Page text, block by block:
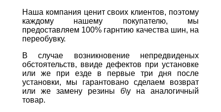
Наша компания ценит своих клиентов, поэтому
каждому нашему покупателю, мы
предоставляем 100% гарнтию качества шин, на
переобувку.
В случае возникновение непредвиденых
обстоятельств, ввиде дефектов при установке
или же при езде в первые три дня после
установки, мы гарантовано сделаем возврат
или же замену резины б\у на аналогичный
товар.